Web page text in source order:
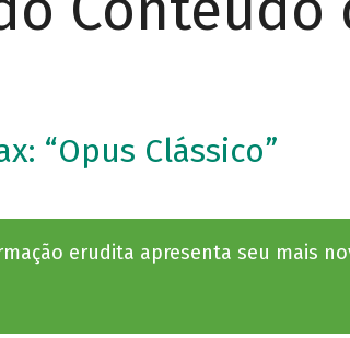
“Opus Clássico”
erudita apresenta seu mais